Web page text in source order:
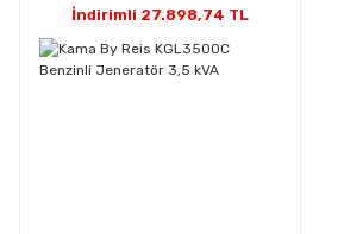
İndirimli 27.898,74 TL